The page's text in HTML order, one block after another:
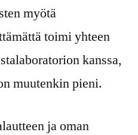
myötä
toimi yhteen
kanssa,
muutenkin pieni.
ja oman